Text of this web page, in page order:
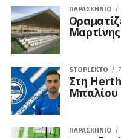
ΠΑΡΑΣΚΉΝΙΟ
STOPLEKTO
Στη
Μπαλίου
ΠΑΡΑΣΚΉΝΙΟ